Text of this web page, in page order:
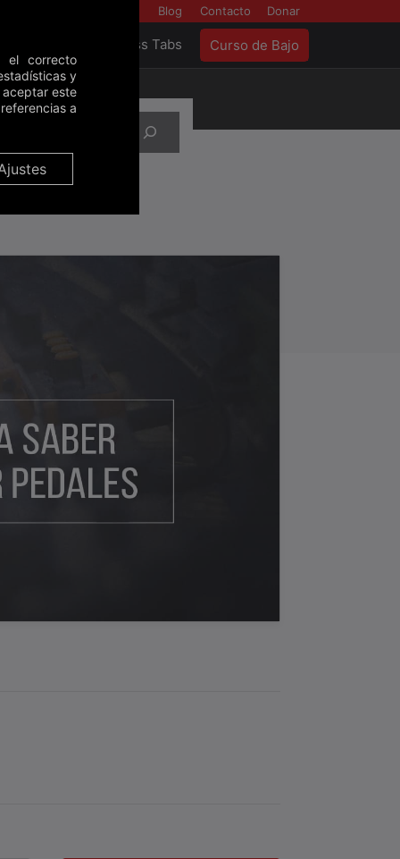
Blog Contacto Donar
Bass Tabs Curso de Bajo
el correcto
y
aceptar este
a